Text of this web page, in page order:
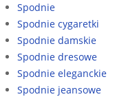
Spodnie
Spodnie cygaretki
Spodnie damskie
Spodnie dresowe
Spodnie eleganckie
Spodnie jeansowe